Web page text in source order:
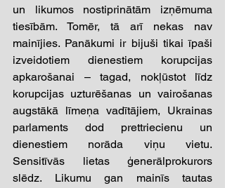
un likumos nostiprinātām izņēmuma
tiesībām. Tomēr, tā arī nekas nav
mainījies. Panākumi ir bijuši tikai īpaši
izveidotiem dienestiem korupcijas
apkarošanai – tagad, nokļūstot līdz
korupcijas uzturēšanas un vairošanas
augstākā līmeņa vadītājiem, Ukrainas
parlaments dod prettriecienu un
dienestiem norāda viņu vietu.
Sensitīvās lietas ģenerālprokurors
slēdz. Likumu gan mainīs tautas